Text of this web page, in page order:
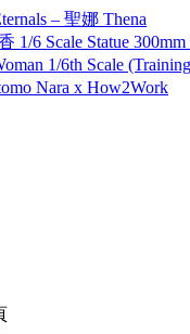
– 聖娜 Thena
1/6 Scale Statue
1/6th Scale
Nara x How2Work